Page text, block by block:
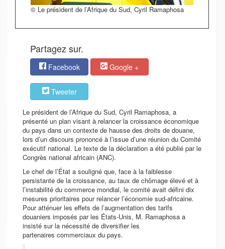
© Le président de l’Afrique du Sud, Cyril Ramaphosa
Partagez sur.
Facebook Google +
Tweeter
Le président de l’Afrique du Sud, Cyril Ramaphosa, a
présenté un plan visant à relancer la croissance économique
du pays dans un contexte de hausse des droits de douane,
lors d’un discours prononcé à l’issue d’une réunion du Comité
exécutif national. Le texte de la déclaration a été publié par le
Congrès national africain (ANC).
Le chef de l’État a souligné que, face à la faiblesse
persistante de la croissance, au taux de chômage élevé et à
l’instabilité du commerce mondial, le comité avait défini dix
mesures prioritaires pour relancer l’économie sud-africaine.
Pour atténuer les effets de l’augmentation des tarifs
douaniers imposés par les États-Unis, M. Ramaphosa a
insisté sur la nécessité de diversifier les
partenaires commerciaux du pays.